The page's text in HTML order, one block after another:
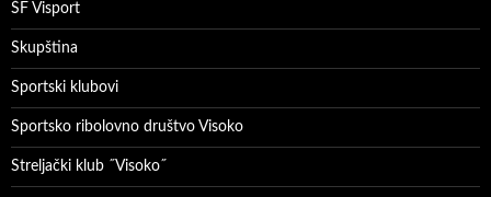
ŠF Visport
Skupština
Sportski klubovi
Sportsko ribolovno društvo Visoko
Streljački klub ˝Visoko˝